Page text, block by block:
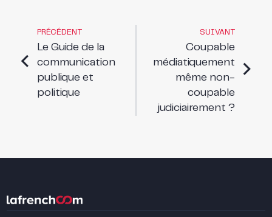
PRÉCÉDENT
Le Guide de la
communication
publique et
politique
SUIVANT
Coupable
médiatiquement
même non-
coupable
judiciairement ?